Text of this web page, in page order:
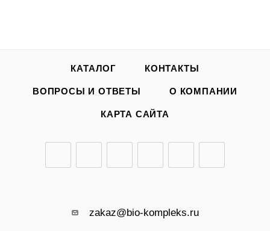
КАТАЛОГ КОНТАКТЫ
ВОПРОСЫ И ОТВЕТЫ О КОМПАНИИ
КАРТА САЙТА
zakaz@bio-kompleks.ru